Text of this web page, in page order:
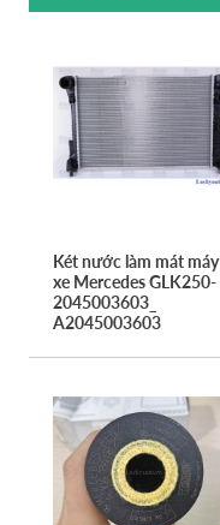
Két nước làm mát máy
xe Mercedes GLK250-
2045003603_
A2045003603